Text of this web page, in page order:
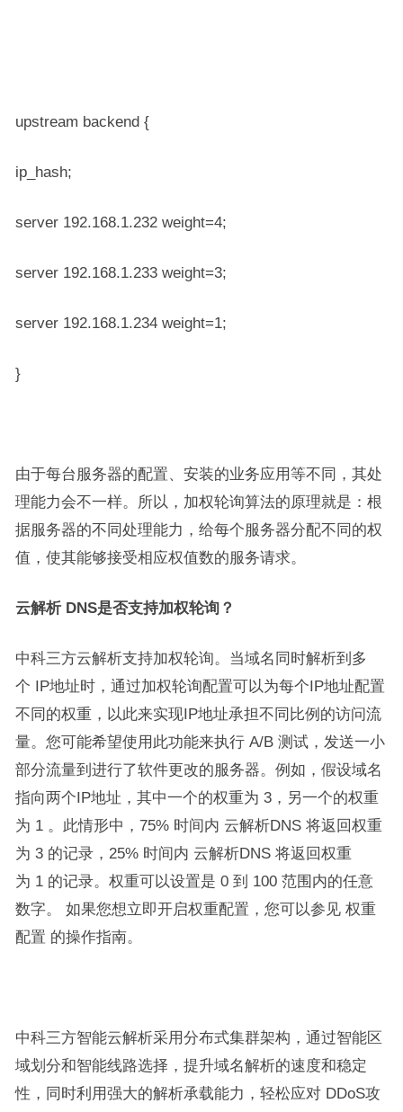
upstream backend {
ip_hash;
server 192.168.1.232 weight=4;
server 192.168.1.233 weight=3;
server 192.168.1.234 weight=1;
}
由于每台服务器的配置、安装的业务应用等不同，其处
理能力会不一样。所以，加权轮询算法的原理就是：根
据服务器的不同处理能力，给每个服务器分配不同的权
值，使其能够接受相应权值数的服务请求。
云解析 DNS是否支持加权轮询？
中科三方云解析支持加权轮询。当域名同时解析到多
个 IP地址时，通过加权轮询配置可以为每个IP地址配置
不同的权重，以此来实现IP地址承担不同比例的访问流
量。您可能希望使用此功能来执行 A/B 测试，发送一小
部分流量到进行了软件更改的服务器。例如，假设域名
指向两个IP地址，其中一个的权重为 3，另一个的权重
为 1 。此情形中，75% 时间内 云解析DNS 将返回权重
为 3 的记录，25% 时间内 云解析DNS 将返回权重
为 1 的记录。权重可以设置是 0 到 100 范围内的任意
数字。 如果您想立即开启权重配置，您可以参见 权重
配置 的操作指南。
中科三方智能云解析采用分布式集群架构，通过智能区
域划分和智能线路选择，提升域名解析的速度和稳定
性，同时利用强大的解析承载能力，轻松应对 DDoS攻